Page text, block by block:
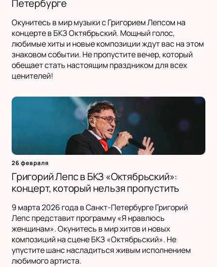
Петербурге
Окунитесь в мир музыки с Григорием Лепсом на
концерте в БКЗ Октябрьский. Мощный голос,
любимые хиты и новые композиции ждут вас на этом
знаковом событии. Не пропустите вечер, который
обещает стать настоящим праздником для всех
ценителей!
26 февраля
Григорий Лепс в БКЗ «Октябрьский»:
концерт, который нельзя пропустить
9 марта 2026 года в Санкт-Петербурге Григорий
Лепс представит программу «Я нравлюсь
женщинам». Окунитесь в мир хитов и новых
композиций на сцене БКЗ «Октябрьский». Не
упустите шанс насладиться живым исполнением
любимого артиста.